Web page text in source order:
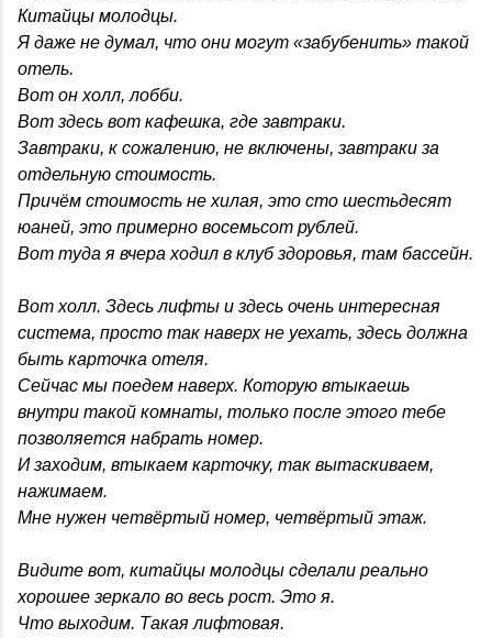
Китайцы молодцы.
Я даже не думал, что они могут «забубенить» такой
отель.
Вот он холл, лобби.
Вот здесь вот кафешка, где завтраки.
Завтраки, к сожалению, не включены, завтраки за
отдельную стоимость.
Причём стоимость не хилая, это сто шестьдесят
юаней, это примерно восемьсот рублей.
Вот туда я вчера ходил в клуб здоровья, там бассейн.
Вот холл. Здесь лифты и здесь очень интересная
система, просто так наверх не уехать, здесь должна
быть карточка отеля.
Сейчас мы поедем наверх. Которую втыкаешь
внутри такой комнаты, только после этого тебе
позволяется набрать номер.
И заходим, втыкаем карточку, так вытаскиваем,
нажимаем.
Мне нужен четвёртый номер, четвёртый этаж.
Видите вот, китайцы молодцы сделали реально
хорошее зеркало во весь рост. Это я.
Что выходим. Такая лифтовая.